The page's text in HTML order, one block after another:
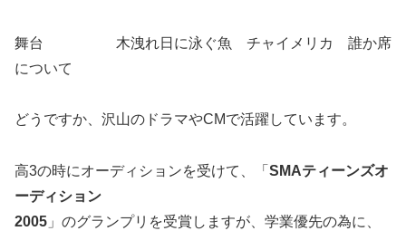
舞台 木洩れ日に泳ぐ魚 チャイメリカ 誰か席
について
どうですか、沢山のドラマやCMで活躍しています。
高3の時にオーディションを受けて、「 SMAティーンズオ
ーディション
2005 」のグランプリを受賞しますが、学業優先の為に、